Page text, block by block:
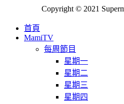
Copyright © 2021
首頁
MamiTV
每周節目
星期一
星期二
星期三
星期四